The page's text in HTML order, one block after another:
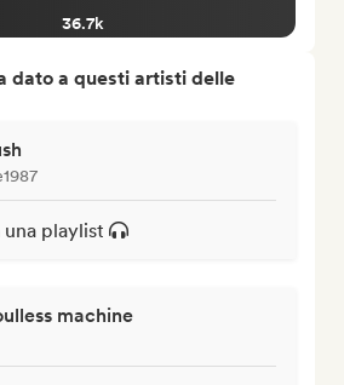
36.7k
dato a questi artisti delle
playlist
machine